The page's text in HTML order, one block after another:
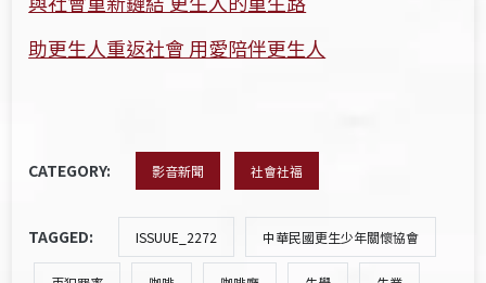
助更生人重返社會 用愛陪伴更生人
CATEGORY: 影音新聞 社會社福
TAGGED: ISSUUE_2272 中華民國更生少年關懷協會